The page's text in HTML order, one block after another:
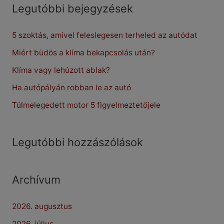
klíma?
r
h
f
o
r
Legutóbbi bejegyzések
5 szoktás, amivel feleslegesen terheled az autódat
Miért büdös a klíma bekapcsolás után?
Klíma vagy lehúzott ablak?
Ha autópályán robban le az autó
Túlmelegedett motor 5 figyelmeztetőjele
Legutóbbi hozzászólások
Archívum
2026. augusztus